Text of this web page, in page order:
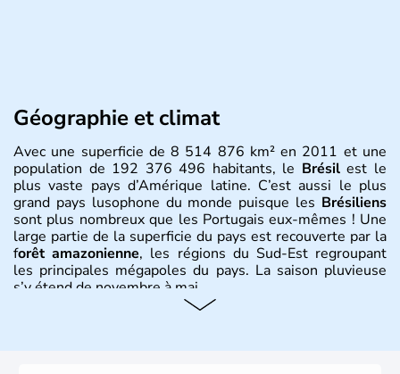
Géographie et climat
Avec une superficie de 8 514 876 km² en 2011 et une
population de 192 376 496 habitants, le Brésilest le
plus vaste pays d’Amérique latine. C’est aussi le plus
grand pays lusophone du monde puisque les Brésiliens
sont plus nombreux que les Portugais eux-mêmes ! Une
large partie de la superficie du pays est recouverte par la
forêt amazonienne, les régions du Sud-Est regroupant
les principales mégapoles du pays. La saison pluvieuse
s’y étend de novembre à mai.